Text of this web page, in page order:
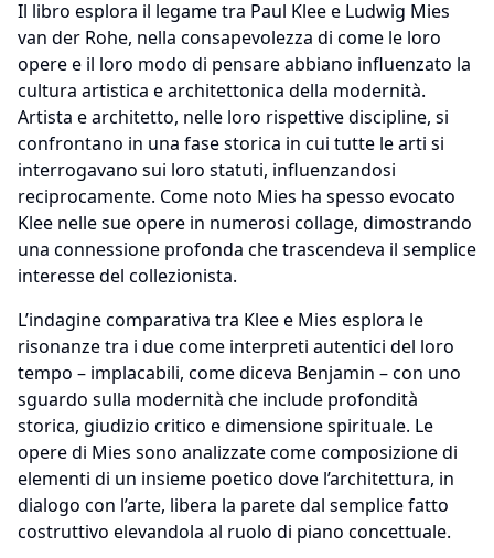
Il libro esplora il legame tra Paul Klee e Ludwig Mies
van der Rohe, nella consapevolezza di come le loro
opere e il loro modo di pensare abbiano influenzato la
cultura artistica e architettonica della modernità.
Artista e architetto, nelle loro rispettive discipline, si
confrontano in una fase storica in cui tutte le arti si
interrogavano sui loro statuti, influenzandosi
reciprocamente. Come noto Mies ha spesso evocato
Klee nelle sue opere in numerosi collage, dimostrando
una connessione profonda che trascendeva il semplice
interesse del collezionista.
L’indagine comparativa tra Klee e Mies esplora le
risonanze tra i due come interpreti autentici del loro
tempo – implacabili, come diceva Benjamin – con uno
sguardo sulla modernità che include profondità
storica, giudizio critico e dimensione spirituale. Le
opere di Mies sono analizzate come composizione di
elementi di un insieme poetico dove l’architettura, in
dialogo con l’arte, libera la parete dal semplice fatto
costruttivo elevandola al ruolo di piano concettuale.